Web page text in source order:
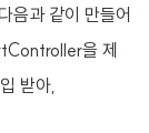
음과 같이 만들어
을 제
받아,